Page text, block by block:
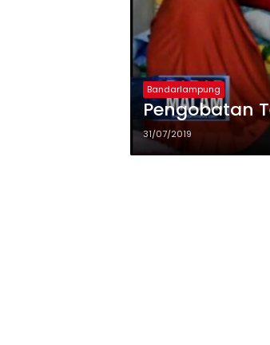
Bandarlampung
Pengobatan
31/07/2019